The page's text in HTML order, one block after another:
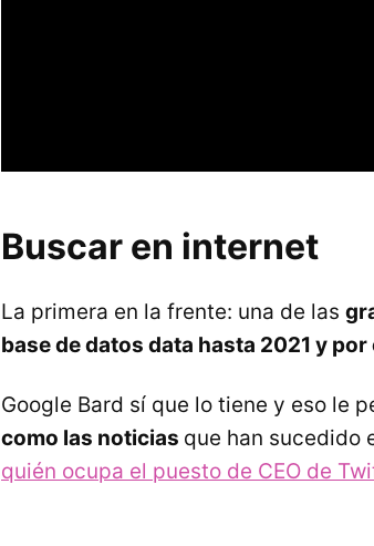
Buscar en internet
La primera en la frente: una de las
base de datos data hasta 2021 y
Google Bard sí que lo tiene y eso le
como las noticias que han sucedido
quién ocupa el puesto de CEO de